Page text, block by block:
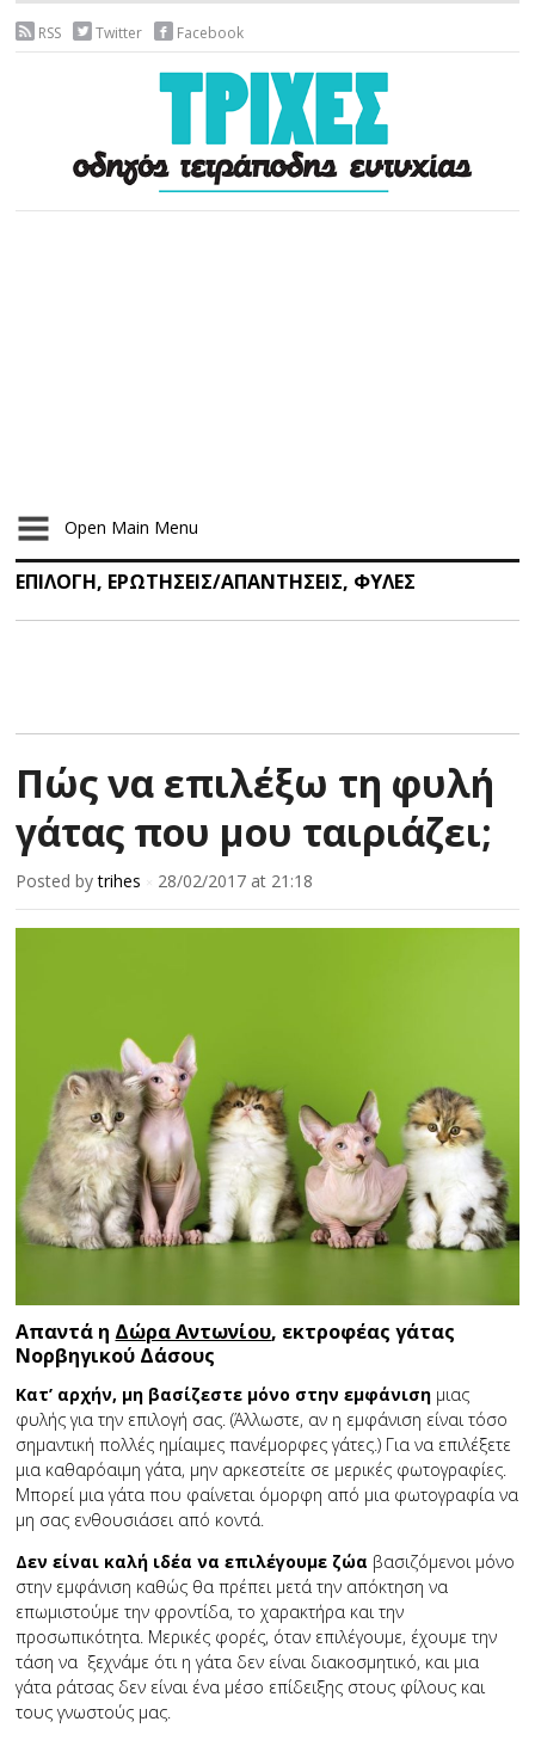
RSS Twitter Facebook
Open Main Menu
ΕΠΙΛΟΓΗ, ΕΡΩΤΗΣΕΙΣ/ΑΠΑΝΤΗΣΕΙΣ, ΦΥΛΕΣ
Πώς να επιλέξω τη φυλή
γάτας που μου ταιριάζει;
Posted bytrihes 28/02/2017 at 21:18
Απαντά η Δώρα Αντωνίου, εκτροφέας γάτας
Νορβηγικού Δάσους
Κατ’ αρχήν, μη βασίζεστε μόνο στην εμφάνιση μιας
φυλής για την επιλογή σας. (Άλλωστε, αν η εμφάνιση είναι τόσο
σημαντική πολλές ημίαιμες πανέμορφες γάτες.) Για να επιλέξετε
μια καθαρόαιμη γάτα, μην αρκεστείτε σε μερικές φωτογραφίες.
Μπορεί μια γάτα που φαίνεται όμορφη από μια φωτογραφία να
μη σας ενθουσιάσει από κοντά.
Δεν είναι καλή ιδέα να επιλέγουμε ζώα βασιζόμενοι μόνο
στην εμφάνιση καθώς θα πρέπει μετά την απόκτηση να
επωμιστούμε την φροντίδα, το χαρακτήρα και την
προσωπικότητα. Μερικές φορές, όταν επιλέγουμε, έχουμε την
τάση να ξεχνάμε ότι η γάτα δεν είναι διακοσμητικό, και μια
γάτα ράτσας δεν είναι ένα μέσο επίδειξης στους φίλους και
τους γνωστούς μας.